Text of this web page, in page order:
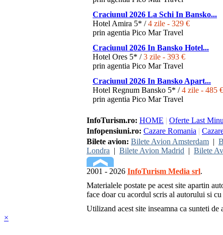
Craciunul 2026 La Schi In Bansko...
Hotel Amira 5* /4 zile - 329 €
prin agentia Pico Mar Travel
Craciunul 2026 In Bansko Hotel...
Hotel Ores 5* /3 zile - 393 €
prin agentia Pico Mar Travel
Craciunul 2026 In Bansko Apart...
Hotel Regnum Bansko 5* /4 zile - 485 €
prin agentia Pico Mar Travel
InfoTurism.ro: HOME | Oferte Last
Infopensiuni.ro: Cazare Romania |
Bilete avion: Bilete Avion Amsterdam |
Londra | Bilete Avion Madrid | Bilete
2001 - 2026 InfoTurism Media srl.
Materialele postate pe acest site apartin
face doar cu acordul scris al autorului si
Utilizand acest site inseamna ca sunteti de
×